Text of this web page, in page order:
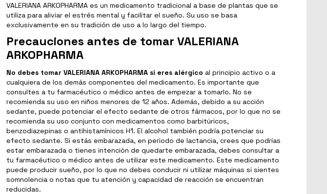
VALERIANA ARKOPHARMA es un medicamento tradicional a base de plantas que se
utiliza para aliviar el estrés mental y facilitar el sueño. Su uso se basa
exclusivamente en su tradición de uso a lo largo del tiempo.
Precauciones antes de tomar VALERIANA
ARKOPHARMA
No debes tomar VALERIANA ARKOPHARMA si eres alérgico al principio activo o a
cualquiera de los demás componentes del medicamento. Es importante que
consultes a tu farmacéutico o médico antes de empezar a tomarlo. No se
recomienda su uso en niños menores de 12 años. Además, debido a su acción
sedante, puede potenciar el efecto sedante de otros fármacos, por lo que no se
recomienda su uso conjunto con medicamentos como barbitúricos,
benzodiazepinas o antihistamínicos H1. El alcohol también podría potenciar su
efecto sedante. Si estás embarazada, en periodo de lactancia, crees que podrías
estar embarazada o tienes intención de quedarte embarazada, debes consultar a
tu farmacéutico o médico antes de utilizar este medicamento. Este medicamento
puede producir sueño, por lo que no debes conducir ni utilizar máquinas si sientes
somnolencia o notas que tu atención y capacidad de reacción se encuentran
reducidas.